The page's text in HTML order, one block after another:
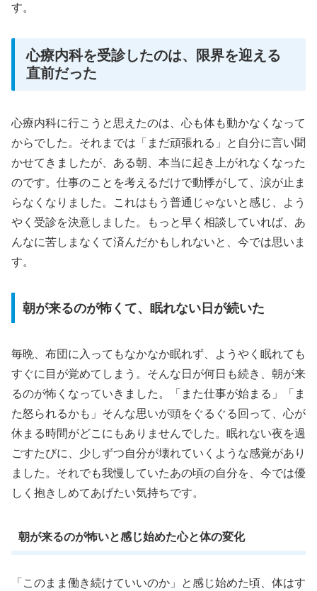
す。
心療内科を受診したのは、限界を迎える
直前だった
心療内科に行こうと思えたのは、心も体も動かなくなって
からでした。それまでは「まだ頑張れる」と自分に言い聞
かせてきましたが、ある朝、本当に起き上がれなくなった
のです。仕事のことを考えるだけで動悸がして、涙が止ま
らなくなりました。これはもう普通じゃないと感じ、よう
やく受診を決意しました。もっと早く相談していれば、あ
んなに苦しまなくて済んだかもしれないと、今では思いま
す。
朝が来るのが怖くて、眠れない日が続いた
毎晩、布団に入ってもなかなか眠れず、ようやく眠れても
すぐに目が覚めてしまう。そんな日が何日も続き、朝が来
るのが怖くなっていきました。「また仕事が始まる」「ま
た怒られるかも」そんな思いが頭をぐるぐる回って、心が
休まる時間がどこにもありませんでした。眠れない夜を過
ごすたびに、少しずつ自分が壊れていくような感覚があり
ました。それでも我慢していたあの頃の自分を、今では優
しく抱きしめてあげたい気持ちです。
朝が来るのが怖いと感じ始めた心と体の変化
「このまま働き続けていいのか」と感じ始めた頃、体はす